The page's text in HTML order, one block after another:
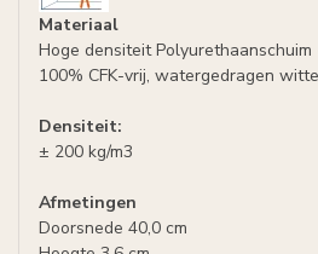
Materiaal
Hoge densiteit Polyurethaanschuim
100% CFK-vrij, watergedragen
Densiteit:
± 200 kg/m3
Afmetingen
Doorsnede 40,0 cm